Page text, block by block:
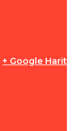
+ Google Haritalar